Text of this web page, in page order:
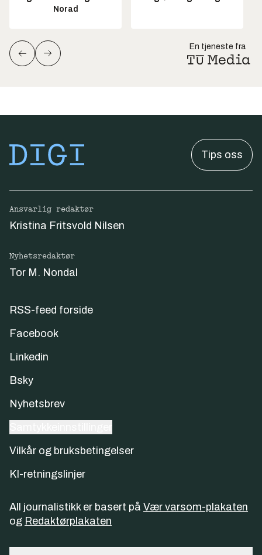
Norad
En tjeneste fra
Tips oss
Ansvarlig redaktør
Kristina Fritsvold Nilsen
Nyhetsredaktør
Tor M. Nondal
RSS-feed forside
Facebook
Linkedin
Bsky
Nyhetsbrev
Vilkår og bruksbetingelser
KI-retningslinjer
All journalistikk er basert på Vær varsom-plakaten
og Redaktørplakaten